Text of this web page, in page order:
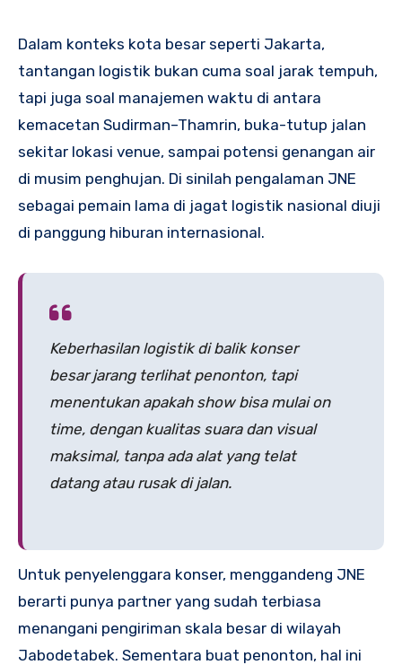
Dalam konteks kota besar seperti Jakarta,
tantangan logistik bukan cuma soal jarak tempuh,
tapi juga soal manajemen waktu di antara
kemacetan Sudirman–Thamrin, buka-tutup jalan
sekitar lokasi venue, sampai potensi genangan air
di musim penghujan. Di sinilah pengalaman JNE
sebagai pemain lama di jagat logistik nasional diuji
di panggung hiburan internasional.
Keberhasilan logistik di balik konser
besar jarang terlihat penonton, tapi
menentukan apakah show bisa mulai on
time, dengan kualitas suara dan visual
maksimal, tanpa ada alat yang telat
datang atau rusak di jalan.
Untuk penyelenggara konser, menggandeng JNE
berarti punya partner yang sudah terbiasa
menangani pengiriman skala besar di wilayah
Jabodetabek. Sementara buat penonton, hal ini